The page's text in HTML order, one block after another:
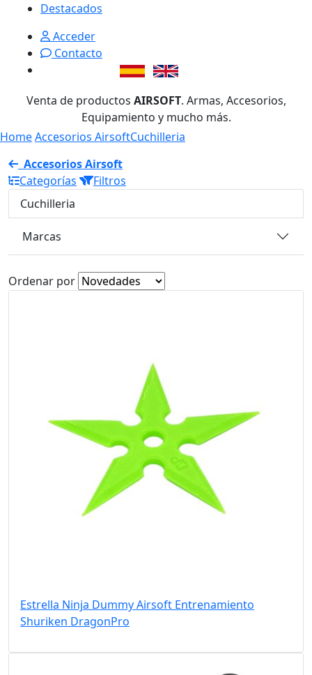
Destacados
Acceder
Contacto
Venta de productos AIRSOFT. Armas, Accesorios,
Equipamiento y mucho más.
HomeAccesorios AirsoftCuchilleria
Accesorios Airsoft
Categorías
Filtros
Cuchilleria
Marcas
Ordenar por
Estrella Ninja Dummy Airsoft Entrenamiento
Shuriken DragonPro